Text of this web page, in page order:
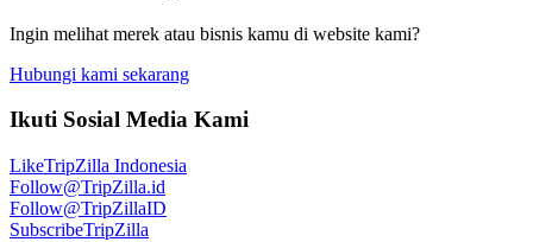
Ingin melihat merek atau bisnis kamu di website kami?
Hubungi kami sekarang
Ikuti Sosial Media Kami
LikeTripZilla Indonesia
Follow@TripZilla.id
Follow@TripZillaID
SubscribeTripZilla